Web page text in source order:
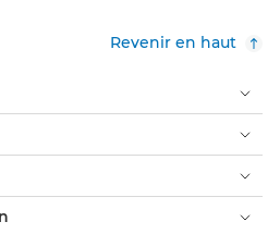
Revenir en haut